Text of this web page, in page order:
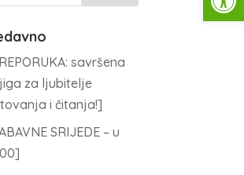
savršena
za ljubitelje
i čitanja!]
SRIJEDE – u